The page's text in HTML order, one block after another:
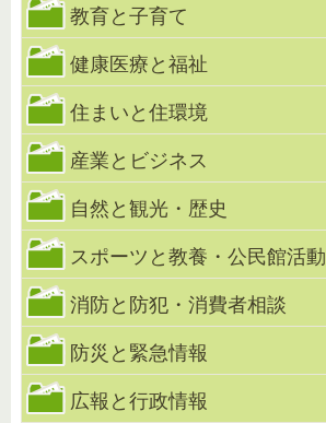
教育と子育て
健康医療と福祉
住まいと住環境
産業とビジネス
自然と観光・歴史
スポーツと教養・公民館活動
消防と防犯・消費者相談
防災と緊急情報
広報と行政情報